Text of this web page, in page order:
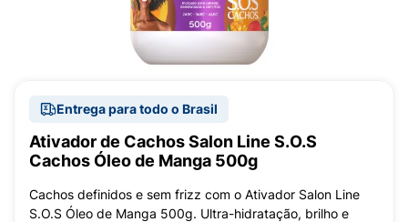
Entrega para todo o Brasil
Ativador de Cachos Salon Line S.O.S
Cachos Óleo de Manga 500g
Cachos definidos e sem frizz com o Ativador Salon Line
S.O.S Óleo de Manga 500g. Ultra-hidratação, brilho e